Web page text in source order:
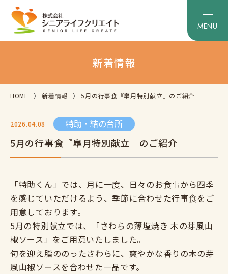
新着情報
HOME 新着情報 5月の行事食『皐月特別献立』のご紹介
2026.04.08 特助・結の台所
5月の行事食『皐月特別献立』のご紹介
「特助くん」では、月に一度、日々のお食事から四季
を感じていただけるよう、季節に合わせた行事食をご
用意しております。
5月の特別献立では、「さわらの薄塩焼き 木の芽風山
椒ソース」をご用意いたしました。
旬を迎え脂ののったさわらに、爽やかな香りの木の芽
風山椒ソースを合わせた一品です。